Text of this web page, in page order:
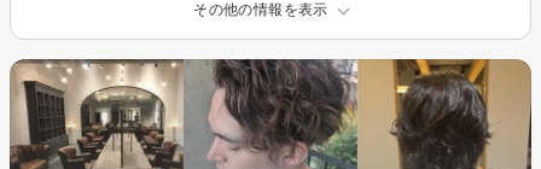
その他の情報を表示